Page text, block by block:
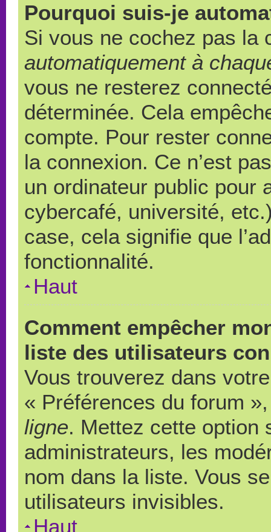
Pourquoi suis-je
Si vous ne cochez pas la
automatiquement à
vous ne resterez
déterminée. Cela
compte. Pour rester
la connexion. Ce n’est
un ordinateur public pour
cybercafé, université,
case, cela signifie que
fonctionnalité.
Haut
Comment empêcher
liste des utilisateurs
Vous trouverez dans
« Préférences du forum
ligne. Mettez cette option
administrateurs, les
nom dans la liste. Vous
utilisateurs invisibles.
Haut